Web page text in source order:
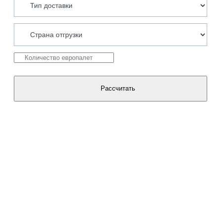
Рассчитать